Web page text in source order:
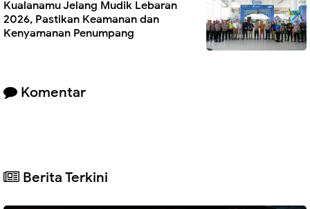
Kualanamu Jelang Mudik Lebaran
2026, Pastikan Keamanan dan
Kenyamanan Penumpang
Komentar
Berita Terkini